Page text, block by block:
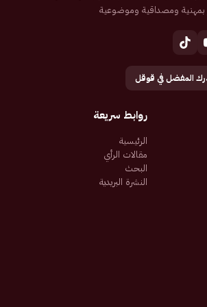
بمهنية ومصداقية وموضوعية
المفضل في قوقل
روابط سريعة
الرئيسية
مقالات الرأي
البحث
النشرة البريدية